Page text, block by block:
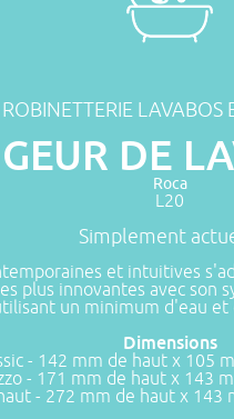
ROBINETTERIE LAVABOS
DE
Roca
L20
Simplement
et intuitives
plus innovantes avec son
un minimum d'eau et
Dimensions
- 142 mm de haut x 105
- 171 mm de haut x 143
- 272 mm de haut x 143